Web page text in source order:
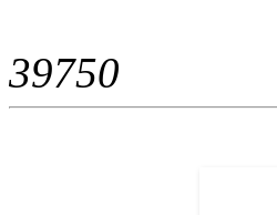
39750